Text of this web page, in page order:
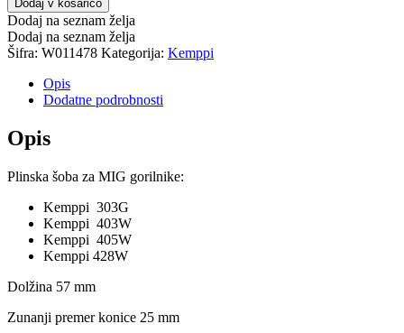
Dodaj v košarico
Dodaj na seznam želja
Dodaj na seznam želja
Šifra: W011478 Kategorija: Kemppi
Opis
Dodatne podrobnosti
Opis
Plinska šoba za MIG gorilnike:
Kemppi 303G
Kemppi 403W
Kemppi 405W
Kemppi 428W
Dolžina 57 mm
Zunanji premer konice 25 mm